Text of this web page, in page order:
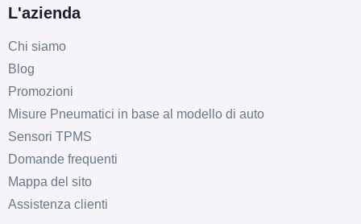
L'azienda
Chi siamo
Blog
Promozioni
Misure Pneumatici in base al modello di auto
Sensori TPMS
Domande frequenti
Mappa del sito
Assistenza clienti